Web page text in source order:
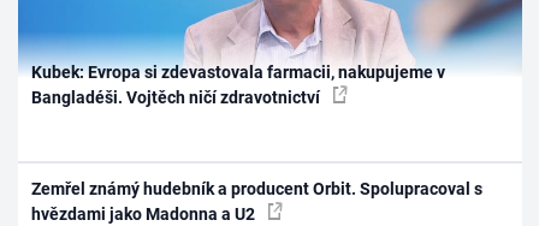
Kubek: Evropa si zdevastovala farmacii, nakupujeme v
Bangladéši. Vojtěch ničí zdravotnictví
Zemřel známý hudebník a producent Orbit. Spolupracoval s
hvězdami jako Madonna a U2